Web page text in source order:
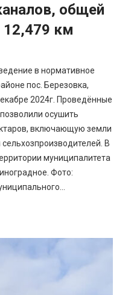
общей
км
в нормативное
пос. Березовка,
2024г. Проведённые
осушить
включающую земли
В
муниципалитета
Фото: